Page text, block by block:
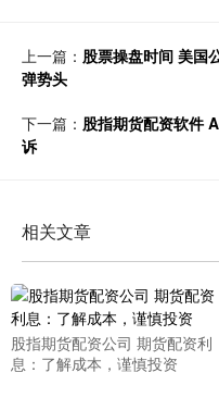
上一篇： 股票操盘时间 美国
弹势头
下一篇： 股指期货配资软件
诉
相关文章
股指期货配资公司 期货配资利
息：了解成本，谨慎投资